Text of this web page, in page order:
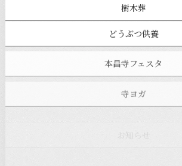
樹木葬
どうぶつ供養
本昌寺フェスタ
寺ヨガ
お知らせ
注目の記事